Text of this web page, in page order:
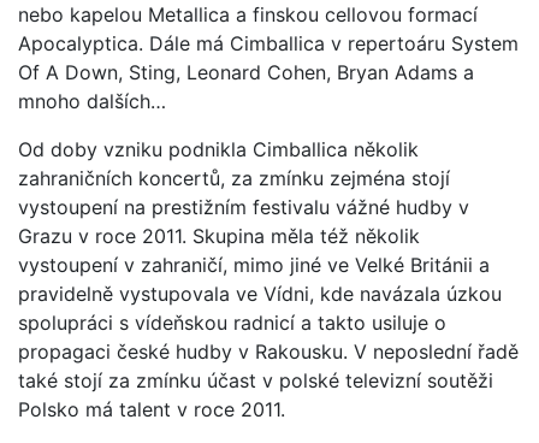
nebo kapelou Metallica a finskou cellovou formací
Apocalyptica. Dále má Cimballica v repertoáru System
Of A Down, Sting, Leonard Cohen, Bryan Adams a
mnoho dalších…
Od doby vzniku podnikla Cimballica několik
zahraničních koncertů, za zmínku zejména stojí
vystoupení na prestižním festivalu vážné hudby v
Grazu v roce 2011. Skupina měla též několik
vystoupení v zahraničí, mimo jiné ve Velké Británii a
pravidelně vystupovala ve Vídni, kde navázala úzkou
spolupráci s vídeňskou radnicí a takto usiluje o
propagaci české hudby v Rakousku. V neposlední řadě
také stojí za zmínku účast v polské televizní soutěži
Polsko má talent v roce 2011.